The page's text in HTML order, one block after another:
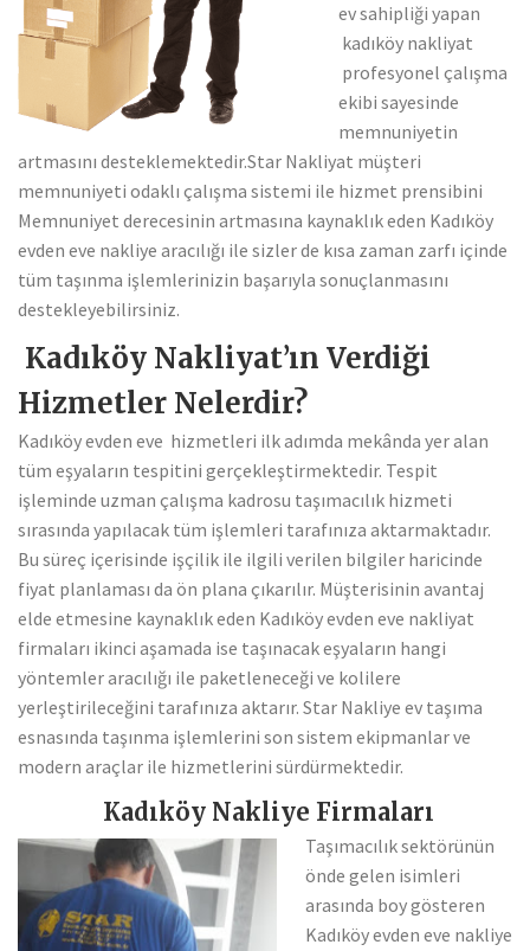
ev sahipliği yapan
kadıköy nakliyat
profesyonel çalışma
ekibi sayesinde
memnuniyetin
artmasını desteklemektedir.Star Nakliyat müşteri
memnuniyeti odaklı çalışma sistemi ile hizmet prensibini
Memnuniyet derecesinin artmasına kaynaklık eden Kadıköy
evden eve nakliye aracılığı ile sizler de kısa zaman zarfı içinde
tüm taşınma işlemlerinizin başarıyla sonuçlanmasını
destekleyebilirsiniz.
Kadıköy Nakliyat’ın Verdiği
Hizmetler Nelerdir?
Kadıköy evden eve hizmetleri ilk adımda mekânda yer alan
tüm eşyaların tespitini gerçekleştirmektedir. Tespit
işleminde uzman çalışma kadrosu taşımacılık hizmeti
sırasında yapılacak tüm işlemleri tarafınıza aktarmaktadır.
Bu süreç içerisinde işçilik ile ilgili verilen bilgiler haricinde
fiyat planlaması da ön plana çıkarılır. Müşterisinin avantaj
elde etmesine kaynaklık eden Kadıköy evden eve nakliyat
firmaları ikinci aşamada ise taşınacak eşyaların hangi
yöntemler aracılığı ile paketleneceği ve kolilere
yerleştirileceğini tarafınıza aktarır. Star Nakliye ev taşıma
esnasında taşınma işlemlerini son sistem ekipmanlar ve
modern araçlar ile hizmetlerini sürdürmektedir.
Kadıköy Nakliye Firmaları
Taşımacılık sektörünün
önde gelen isimleri
arasında boy gösteren
Kadıköy evden eve nakliye